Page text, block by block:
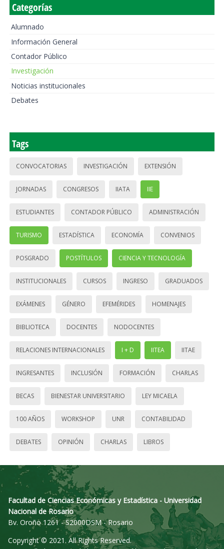
Categorías
Alumnado
Información General
Contador Público
Investigación
Noticias institucionales
Debates
Tags
CONVOCATORIAS INVESTIGACIÓN EXTENSIÓN
JORNADAS CONGRESOS IIATA IIE
ESTUDIANTES CONTADOR PÚBLICO ADMINISTRACIÓN
TURISMO ESTADÍSTICA ECONOMÍA CONVENIOS
POSGRADO POSTÍTULOS CIENCIA Y TECNOLOGÍA
INSTITUCIONALES CURSOS INGRESO GRADUADOS
EXÁMENES GÉNERO EFEMÉRIDES HOMENAJES
BIBLIOTECA DOCENTES NODOCENTES
RELACIONES INTERNACIONALES I + D IITEA IITAE
INGRESANTES INCLUSIÓN FORMACIÓN CHARLAS
BECAS BIENESTAR UNIVERSITARIO LEY MICAELA
100 AÑOS WORKSHOP UNR CONTABILIDAD
DEBATES OPINIÓN CHARLAS LIBROS
Facultad de Ciencias Económicas y Estadística - Universidad
Nacional de Rosario
Bv. Oroño 1261 - S2000DSM - Rosario
Copyright © 2021. All Rights Reserved.